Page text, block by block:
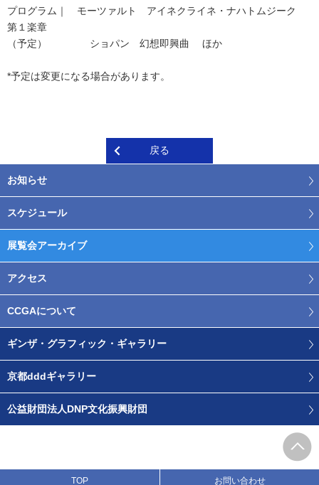
プログラム｜ モーツァルト アイネクライネ・ナハトムジーク
第１楽章
（予定） ショパン 幻想即興曲 ほか
*予定は変更になる場合があります。
戻る
お知らせ
スケジュール
展覧会アーカイブ
アクセス
CCGAについて
ギンザ・グラフィック・ギャラリー
京都dddギャラリー
公益財団法人DNP文化振興財団
TOP お問い合わせ